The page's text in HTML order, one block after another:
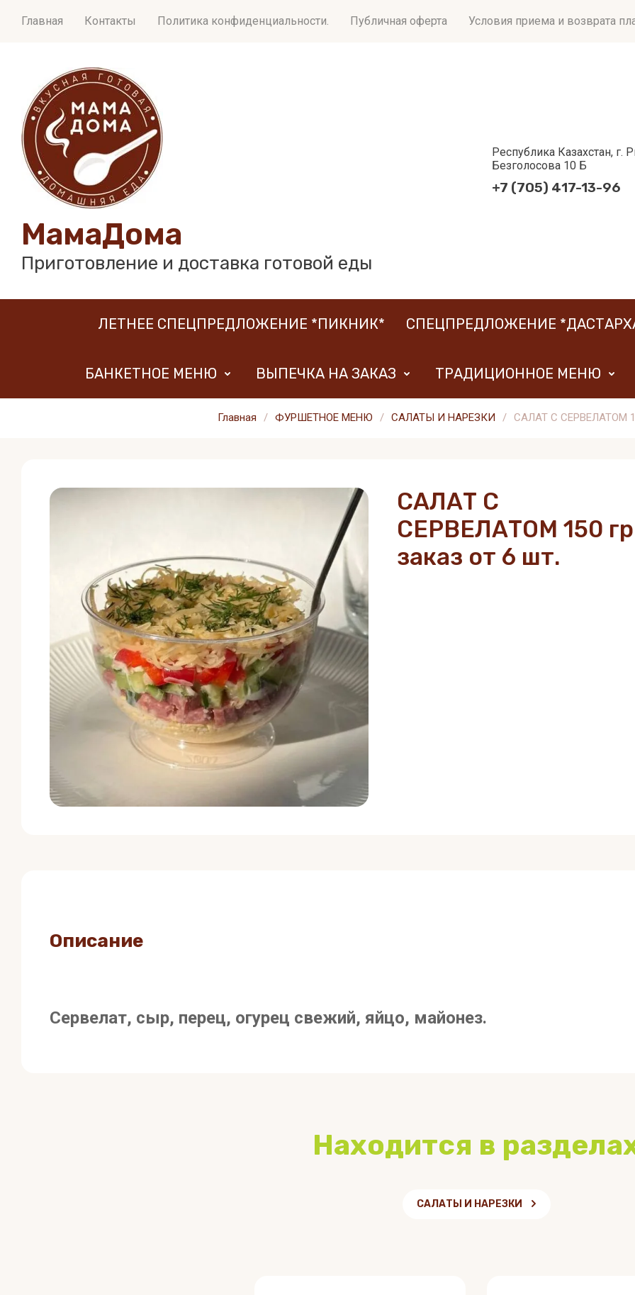
Главная Контакты Политика конфиденциальности. Публичная оферта Условия приема и возврата
Республика Казахстан, г.
Безголосова 10 Б
+7 (705) 417-13-96
МамаДома
Приготовление и доставка готовой еды
ЛЕТНЕЕ СПЕЦПРЕДЛОЖЕНИЕ *ПИКНИК* СПЕЦПРЕДЛОЖЕНИЕ
БАНКЕТНОЕ МЕНЮ ВЫПЕЧКА НА ЗАКАЗ ТРАДИЦИОННОЕ МЕНЮ
Главная / ФУРШЕТНОЕ МЕНЮ / САЛАТЫ И НАРЕЗКИ / САЛАТ С СЕРВЕЛАТОМ
САЛАТ С
СЕРВЕЛАТОМ 150
заказ от 6 шт.
Описание
Сервелат, сыр, перец, огурец свежий, яйцо, майонез.
Находится в
САЛАТЫ И НАРЕЗКИ